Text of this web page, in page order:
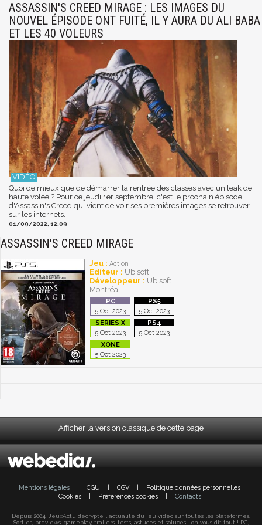
ASSASSIN'S CREED MIRAGE : LES IMAGES DU
NOUVEL ÉPISODE ONT FUITÉ, IL Y AURA DU ALI BABA
ET LES 40 VOLEURS
Quoi de mieux que de démarrer la rentrée des classes avec un leak de
haute volée ? Pour ce jeudi 1er septembre, c'est le prochain épisode
d'Assassin's Creed qui vient de voir ses premières images se retrouver
sur les internets.
01/09/2022, 12:09
ASSASSIN'S CREED MIRAGE
Jeu : Action
Editeur : Ubisoft
Développeur : Ubisoft
Montréal
5 Oct 2023 5 Oct 2023
5 Oct 2023 5 Oct 2023
5 Oct 2023
Afficher la version classique de cette page
Mentions légales CGU CGV Politique données personnelles
Cookies
Préférences cookies Contacts
Depuis 2004, JeuxActu décrypte l'actualité du jeu vidéo sur toutes les plateformes.
Sorties, previews, gameplay, trailers, tests, astuces et soluces... on vous dit tout ! PC,